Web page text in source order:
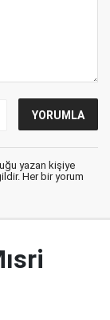
yazan kişiye
Her bir yorum